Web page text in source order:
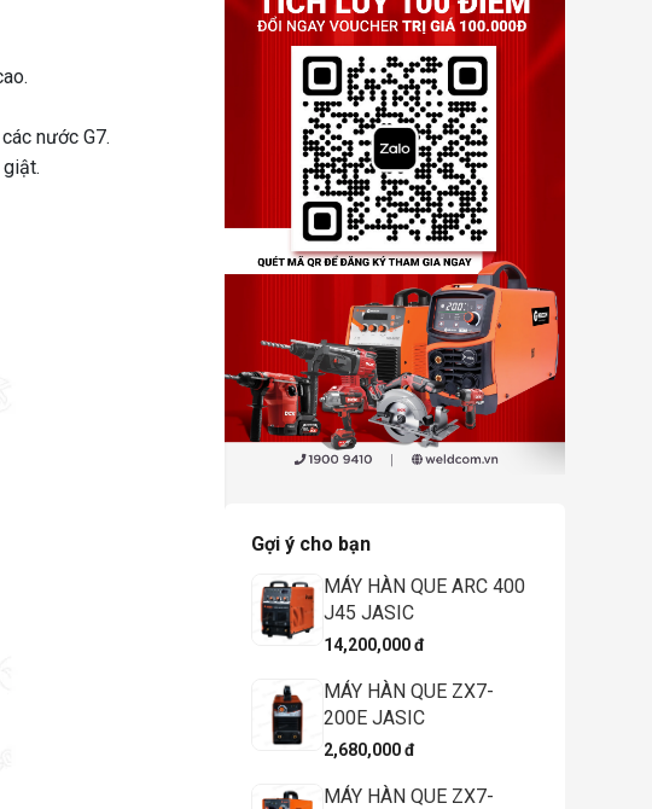
nước G7.
Gợi ý cho bạn
MÁY HÀN QUE ARC 400
J45 JASIC
14,200,000 đ
MÁY HÀN QUE ZX7-
200E JASIC
2,680,000 đ
MÁY HÀN QUE ZX7-